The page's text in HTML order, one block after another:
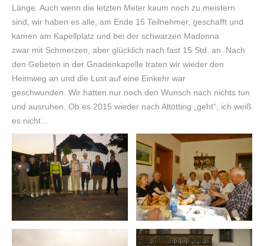
Länge. Auch wenn die letzten Meter kaum noch zu meistern
sind, wir haben es alle, am Ende 15 Teilnehmer, geschafft und
kamen am Kapellplatz und bei der schwarzen Madonna
zwar mit Schmerzen, aber glücklich nach fast 15 Std. an. Nach
den Gebeten in der Gnadenkapelle traten wir wieder den
Heimweg an und die Lust auf eine Einkehr war
geschwunden. Wir hatten nur noch den Wunsch nach nichts tun
und ausruhen. Ob es 2015 wieder nach Altötting „geht“, ich weiß
es nicht…